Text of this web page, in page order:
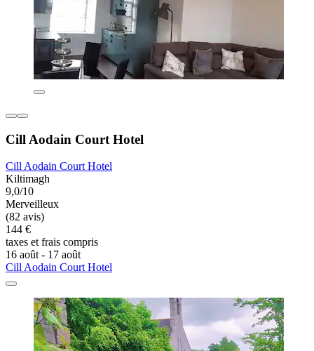
Cill Aodain Court Hotel
Cill Aodain Court Hotel
Kiltimagh
9,0/10
Merveilleux
(82 avis)
144 €
taxes et frais compris
16 août - 17 août
Cill Aodain Court Hotel